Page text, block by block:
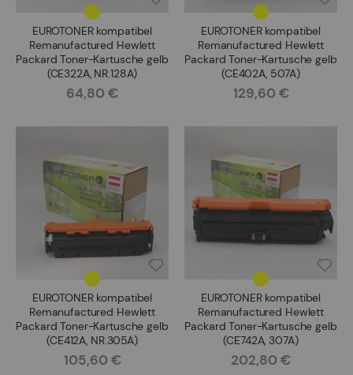
EUROTONER kompatibel
Remanufactured Hewlett
Packard Toner-Kartusche gelb
(CE322A, NR.128A)
Rating:
64,80 €
EUROTONER kompatibel
Remanufactured Hewlett
Packard Toner-Kartusche gelb
(CE402A, 507A)
Rating:
129,60 €
EUROTONER kompatibel
Remanufactured Hewlett
Packard Toner-Kartusche gelb
(CE412A, NR.305A)
Rating:
105,60 €
EUROTONER kompatibel
Remanufactured Hewlett
Packard Toner-Kartusche gelb
(CE742A, 307A)
Rating:
202,80 €